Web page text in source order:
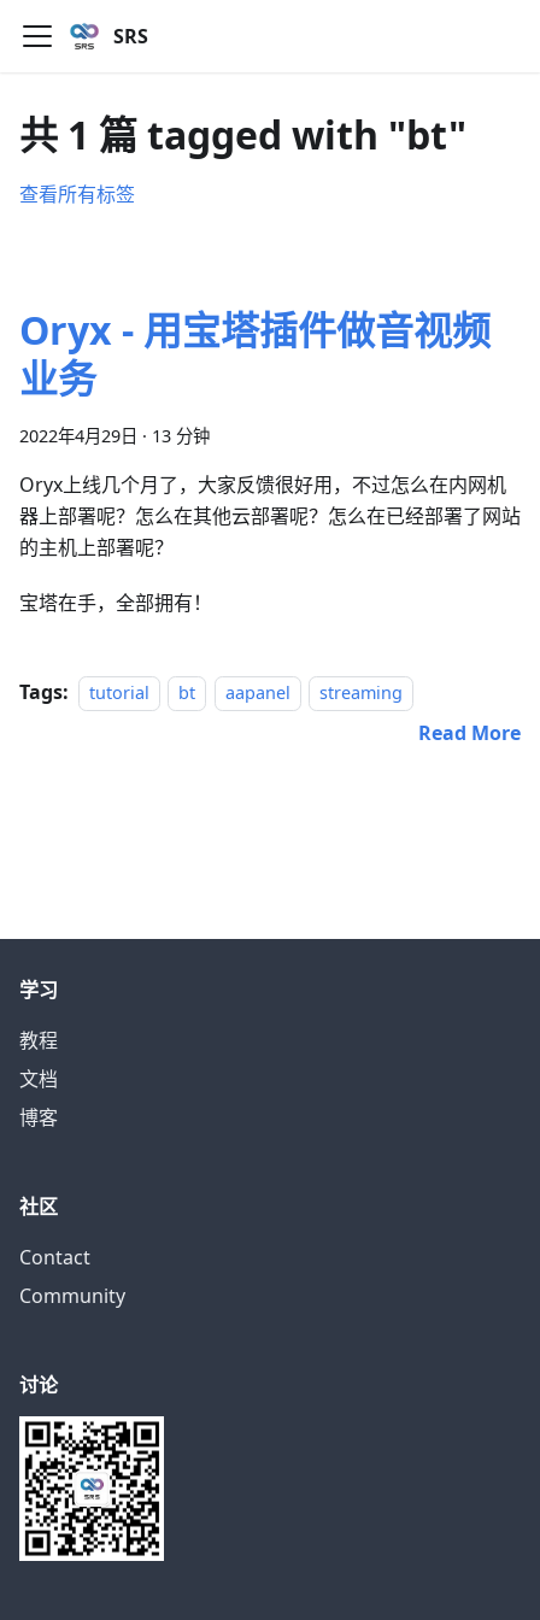
SRS
共 1 篇 tagged with "bt"
查看所有标签
Oryx - 用宝塔插件做音视频
业务
2022年4月29日 · 13 分钟
Oryx上线几个月了，大家反馈很好用，不过怎么在内网机
器上部署呢？怎么在其他云部署呢？怎么在已经部署了网站
的主机上部署呢？
宝塔在手，全部拥有！
Tags: tutorial bt aapanel streaming
Read More
学习
教程
文档
博客
社区
Contact
Community
讨论